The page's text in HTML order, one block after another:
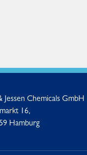
Jessen Chemicals GmbH
16,
Hamburg